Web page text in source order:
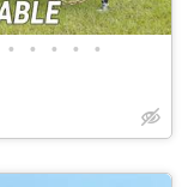
• • • • •